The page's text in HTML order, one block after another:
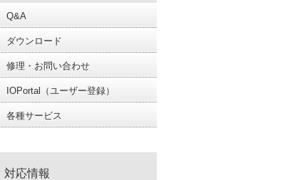
Q&A
ダウンロード
修理・お問い合わせ
IOPortal（ユーザー登録）
各種サービス
対応情報